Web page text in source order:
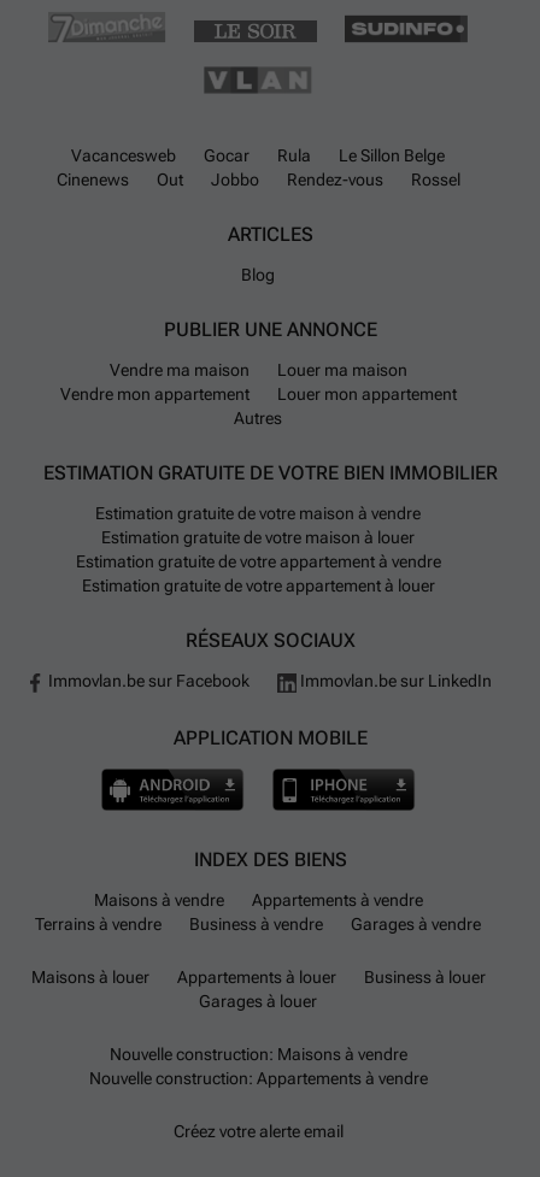
Vacancesweb Gocar Rula
Le Sillon Belge
Cinenews
Out Jobbo Rendez-vous Rossel
ARTICLES
Blog
PUBLIER UNE ANNONCE
Vendre ma maison
Louer ma maison
Vendre mon appartement
Louer mon appartement
Autres
ESTIMATION GRATUITE DE VOTRE BIEN IMMOBILIER
Estimation gratuite de votre maison à vendre
Estimation gratuite de votre maison à louer
Estimation gratuite de votre appartement à vendre
Estimation gratuite de votre appartement à louer
RÉSEAUX SOCIAUX
Immovlan.be sur Facebook Immovlan.be sur LinkedIn
APPLICATION MOBILE
INDEX DES BIENS
Maisons à vendre
Appartements à vendre
Terrains à vendre
Business à vendre Garages à vendre
Maisons à louer Appartements à louer
Business à louer
Garages à louer
Nouvelle construction: Maisons à vendre
Nouvelle construction: Appartements à vendre
Créez votre alerte email